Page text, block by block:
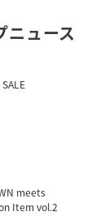
ニュース
meets
Item vol.2